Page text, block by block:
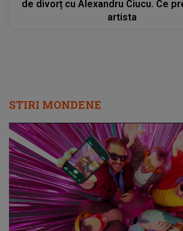
de divorț cu Alexandru Ciucu. Ce
artista
STIRI MONDENE